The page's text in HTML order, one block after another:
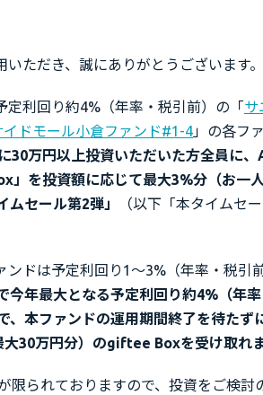
ただき、誠にありがとうございます。
定利回り約4%（年率・税引前）の「サ
イドモール小倉ファンド#1-4 」の各フ
30万円以上投資いただいた方全員に
」を投資額に応じて最大3%分（お一
ムセール第2弾」
（以下「本タイムセ
ンドは予定利回り1〜3%（年率・税引
今年最大となる予定利回り約4%（年
、本ファンドの運用期間終了を待たず
30万円分）のgiftee Boxを受け取れま
限られておりますので、投資をご検討